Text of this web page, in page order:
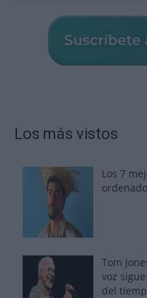
Los más vistos
Los 7
Tom
voz
del